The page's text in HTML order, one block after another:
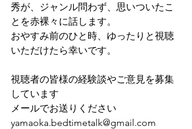
秀が、ジャンル問わず、思いついたこ
とを赤裸々に話します。
おやすみ前のひと時、ゆったりと視聴
いただけたら幸いです。
視聴者の皆様の経験談やご意見を募集
しています
メールでお送りください
yamaoka.bedtimetalk@gmail.com